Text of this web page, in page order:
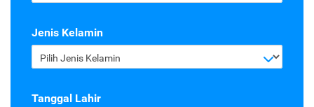
Jenis Kelamin
Pilih Jenis Kelamin
Tanggal Lahir